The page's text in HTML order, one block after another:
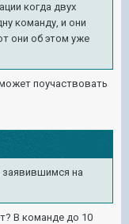
когда двух
команду, и они
они об этом уже
поучаствовать
заявившимся на
В команде до 10